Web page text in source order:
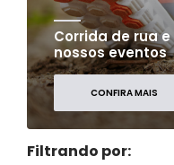
Corrida de rua
nossos eventos
CONFIRA MAIS
Filtrando por: